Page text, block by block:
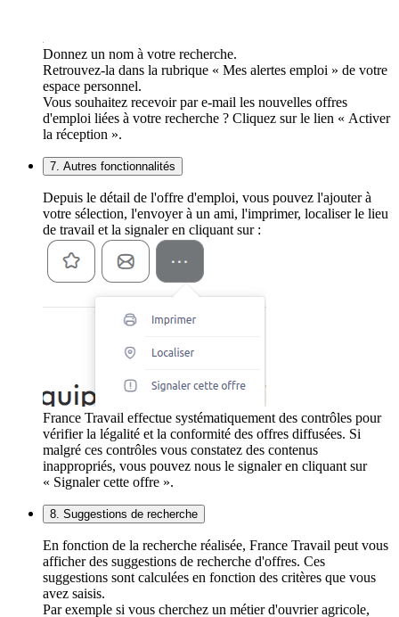
Donnez un nom à votre recherche.
Retrouvez-la dans la rubrique « Mes alertes emploi » de votre
espace personnel.
Vous souhaitez recevoir par e-mail les nouvelles offres
d'emploi liées à votre recherche ? Cliquez sur le lien « Activer
la réception ».
7. Autres fonctionnalités
Depuis le détail de l'offre d'emploi, vous pouvez l'ajouter à
votre sélection, l'envoyer à un ami, l'imprimer, localiser le lieu
de travail et la signaler en cliquant sur :
France Travail effectue systématiquement des contrôles pour
vérifier la légalité et la conformité des offres diffusées. Si
malgré ces contrôles vous constatez des contenus
inappropriés, vous pouvez nous le signaler en cliquant sur
« Signaler cette offre ».
8. Suggestions de recherche
En fonction de la recherche réalisée, France Travail peut vous
afficher des suggestions de recherche d'offres. Ces
suggestions sont calculées en fonction des critères que vous
avez saisis.
Par exemple si vous cherchez un métier d'ouvrier agricole,